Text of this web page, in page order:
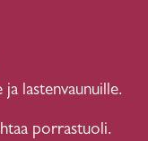
lastenvaunuille.
porrastuoli.